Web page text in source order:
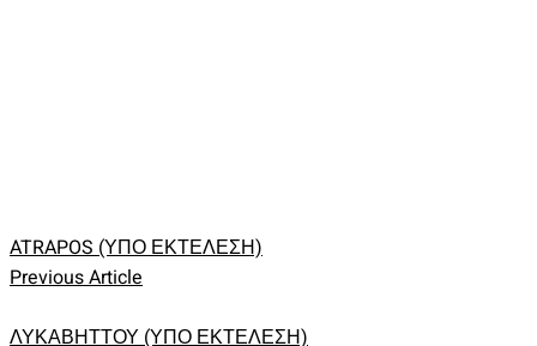
ATRAPOS (ΥΠΟ ΕΚΤΕΛΕΣΗ)
Previous Article
ΛΥΚΑΒΗΤΤΟΥ (ΥΠΟ ΕΚΤΕΛΕΣΗ)